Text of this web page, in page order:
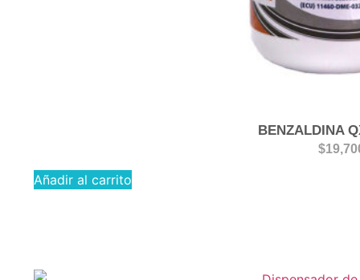
BENZALDINA
$
Añadir al carrito